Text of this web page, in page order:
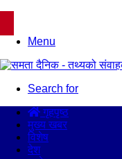
Menu
Search for
गृहपृष्ठ
मुख्य खबर
विशेष
देश